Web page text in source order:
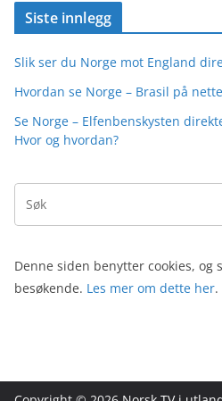
Siste innlegg
Slik ser du Norge mot England
Hvordan se Norge – Brasil på
Se Norge – Elfenbenskysten
Hvor og hvordan?
Denne siden benytter cookies, og
besøkende. Les mer om dette her.